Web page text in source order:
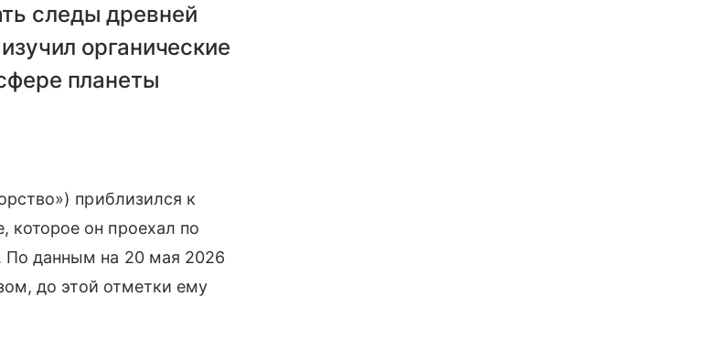
следы древней
органические
планеты
приблизился к
он проехал по
По данным на 20 мая 2026
до этой отметки ему